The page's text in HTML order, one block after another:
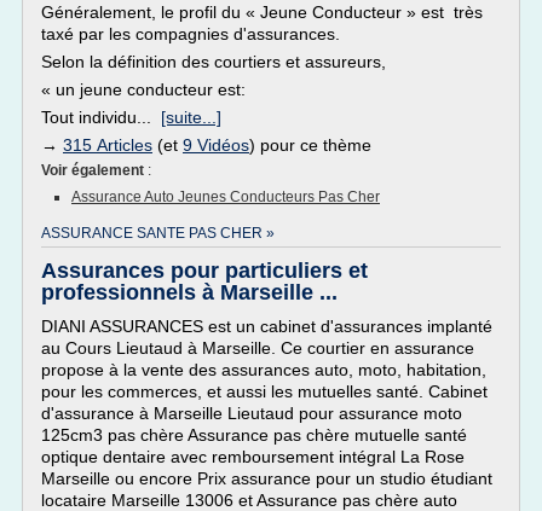
Généralement, le profil du « Jeune Conducteur » est très
taxé par les compagnies d'assurances.
Selon la définition des courtiers et assureurs,
« un jeune conducteur est:
Tout individu... [suite...]
→ 315 Articles (et 9 Vidéos) pour ce thème
Voir également :
Assurance Auto Jeunes Conducteurs Pas Cher
ASSURANCE SANTE PAS CHER »
Assurances pour particuliers et
professionnels à Marseille ...
DIANI ASSURANCES est un cabinet d'assurances implanté
au Cours Lieutaud à Marseille. Ce courtier en assurance
propose à la vente des assurances auto, moto, habitation,
pour les commerces, et aussi les mutuelles santé. Cabinet
d'assurance à Marseille Lieutaud pour assurance moto
125cm3 pas chère Assurance pas chère mutuelle santé
optique dentaire avec remboursement intégral La Rose
Marseille ou encore Prix assurance pour un studio étudiant
locataire Marseille 13006 et Assurance pas chère auto